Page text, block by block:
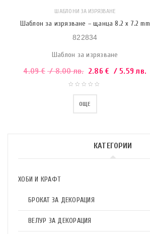
КАТЕГОРИИ
ХОБИ И КРАФТ
БРОКАТ ЗА ДЕКОРАЦИЯ
ВЕЛУР ЗА ДЕКОРАЦИЯ
ШАБЛОНИ ЗА ИЗРЯЗВАНЕ
Шаблон за изрязване – щанца 8.2 x 7.2 mm
822834
Шаблон за изрязване
4.09€ / 8.00 лв. 2.86€ / 5.59 лв.
ОЩЕ